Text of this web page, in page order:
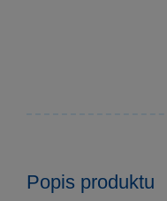
Popis produktu